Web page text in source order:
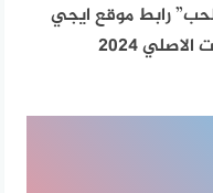
رابط موقع ايجي
2024